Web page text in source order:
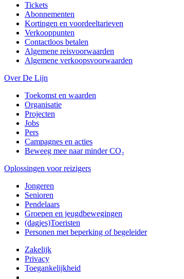
Tickets
Abonnementen
Kortingen en voordeeltarieven
Verkooppunten
Contactloos betalen
Algemene reisvoorwaarden
Algemene verkoopsvoorwaarden
Over De Lijn
Toekomst en waarden
Organisatie
Projecten
Jobs
Pers
Campagnes en acties
Beweeg mee naar minder CO₂
Oplossingen voor reizigers
Jongeren
Senioren
Pendelaars
Groepen en jeugdbewegingen
(dagjes)Toeristen
Personen met beperking of begeleider
Zakelijk
Privacy
Toegankelijkheid